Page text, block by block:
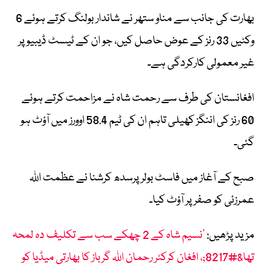
بھارت کی جانب سے مناو ستھر نے شاندار بولنگ کرتے ہوئے 6
وکٹیں 33 رنز کے عوض حاصل کیں، جو ان کے ٹیسٹ ڈیبیو پر
غیر معمولی کارکردگی ہے۔
افغانستان کی طرف سے رحمت شاہ نے مزاحمت کرتے ہوئے
60 رنز کی اننگز کھیلی تاہم ان کی ٹیم 58.4 اوورز میں آؤٹ ہو
گئی۔
صبح کے آغاز میں فاسٹ بولر پرسدھ کرشنا نے عظمت اللہ
عمرزئی کو صفر پر آؤٹ کیا۔
مزید پڑھیں:
’نسیم شاہ کے 2 چھکے سب سے تکلیف دہ لمحہ
تھا&#8217;، افغان کرکٹر رحمان اللہ گرباز کا بھارتی میڈیا کو